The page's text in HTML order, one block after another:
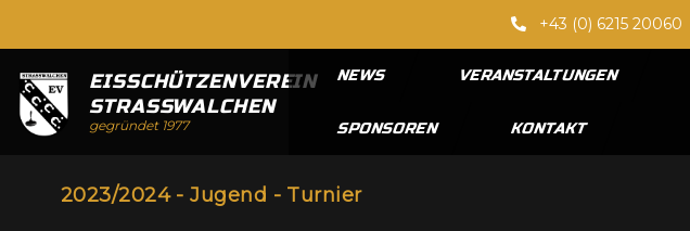
+43 (0) 6215 20060
EISSCHÜTZENVEREIN
STRASSWALCHEN
gegründet 1977
NEWS VERANSTALTUNGEN
SPONSOREN KONTAKT
2023/2024 - Jugend - Turnier